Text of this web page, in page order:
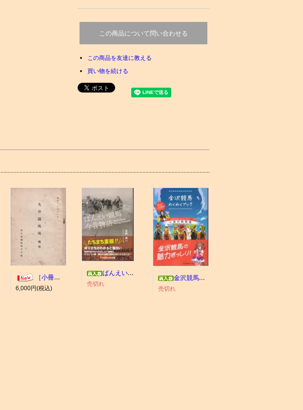
この商品について問い合わせる
この商品を友達に教える
買い物を続ける
［小冊子］大井競馬場 概要
6,000円(税込)
ばんえい競馬今昔物語
売切れ
金沢競馬わくわくブック
売切れ